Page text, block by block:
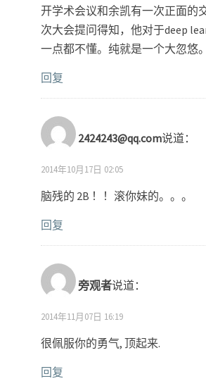
开学术会议和余凯有一次正面的
次大会提问得知，他对于deep
一点都不懂。纯就是一个大忽悠。
回复
2424243@qq.com说道：
2014年10月17日 02:05
脑残的 2B ！！滚你妹的。。。
回复
旁观者说道：
2014年11月07日 16:19
很佩服你的勇气, 顶起来.
回复